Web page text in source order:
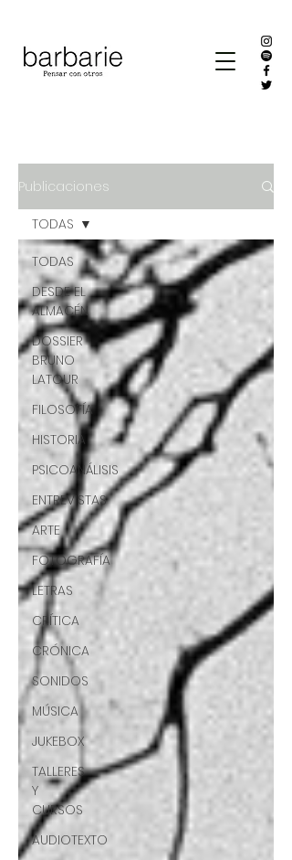
Publicaciones
TODAS
DESDE EL
ALMACÉN
DOSSIER
BRUNO
LATOUR
FILOSOFÍA
HISTORIA
PSICOANÁLISIS
ENTREVISTAS
ARTE
FOTOGRAFÍA
LETRAS
CRÍTICA
CRÓNICA
SONIDOS
MÚSICA
JUKEBOX
TALLERES
Y
CURSOS
AUDIOTEXTO
TODAS